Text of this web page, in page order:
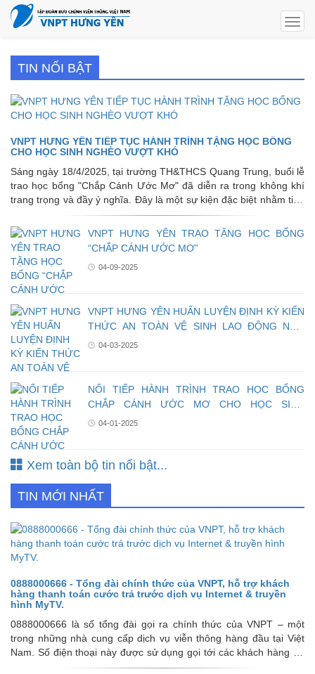
TIN NỔI BẬT
VNPT HƯNG YÊN TIẾP TỤC HÀNH TRÌNH TẶNG HỌC BỔNG
CHO HỌC SINH NGHÈO VƯỢT KHÓ
Sáng ngày 18/4/2025, tại trường TH&THCS Quang Trung, buổi lễ
trao học bổng "Chắp Cánh Ước Mơ" đã diễn ra trong không khí
trang trọng và đầy ý nghĩa. Đây là một sự kiện đặc biệt nhằm tiếp
thêm nghị lực và hỗ trợ cho những học sinh có hoàn cảnh khó
khăn vươn lên trong học tập.VNPT HƯNG YÊN TRAO TẶNG HỌC BỔNG
“CHẮP CÁNH ƯỚC MƠ”
04-09-2025
VNPT HƯNG YÊN HUẤN LUYỆN ĐỊNH KỲ KIẾN
THỨC AN TOÀN VỆ SINH LAO ĐỘNG NĂM
2025 CHO CBCNV
04-03-2025
NỐI TIẾP HÀNH TRÌNH TRAO HỌC BỔNG
CHẮP CÁNH ƯỚC MƠ CHO HỌC SINH
NGHÈO VƯỢT KHÓ
04-01-2025
Xem toàn bộ tin nổi bật...
TIN MỚI NHẤT
0888000666 - Tổng đài chính thức của VNPT, hỗ trợ khách
hàng thanh toán cước trả trước dịch vụ Internet & truyền
hình MyTV.
0888000666 là số tổng đài gọi ra chính thức của VNPT – một
trong những nhà cung cấp dịch vụ viễn thông hàng đầu tại Việt
Nam. Số điện thoại này được sử dụng gọi tới các khách hàng để
tư vấn và giới thiệu các dịch vụ của VNPT như Internet cáp